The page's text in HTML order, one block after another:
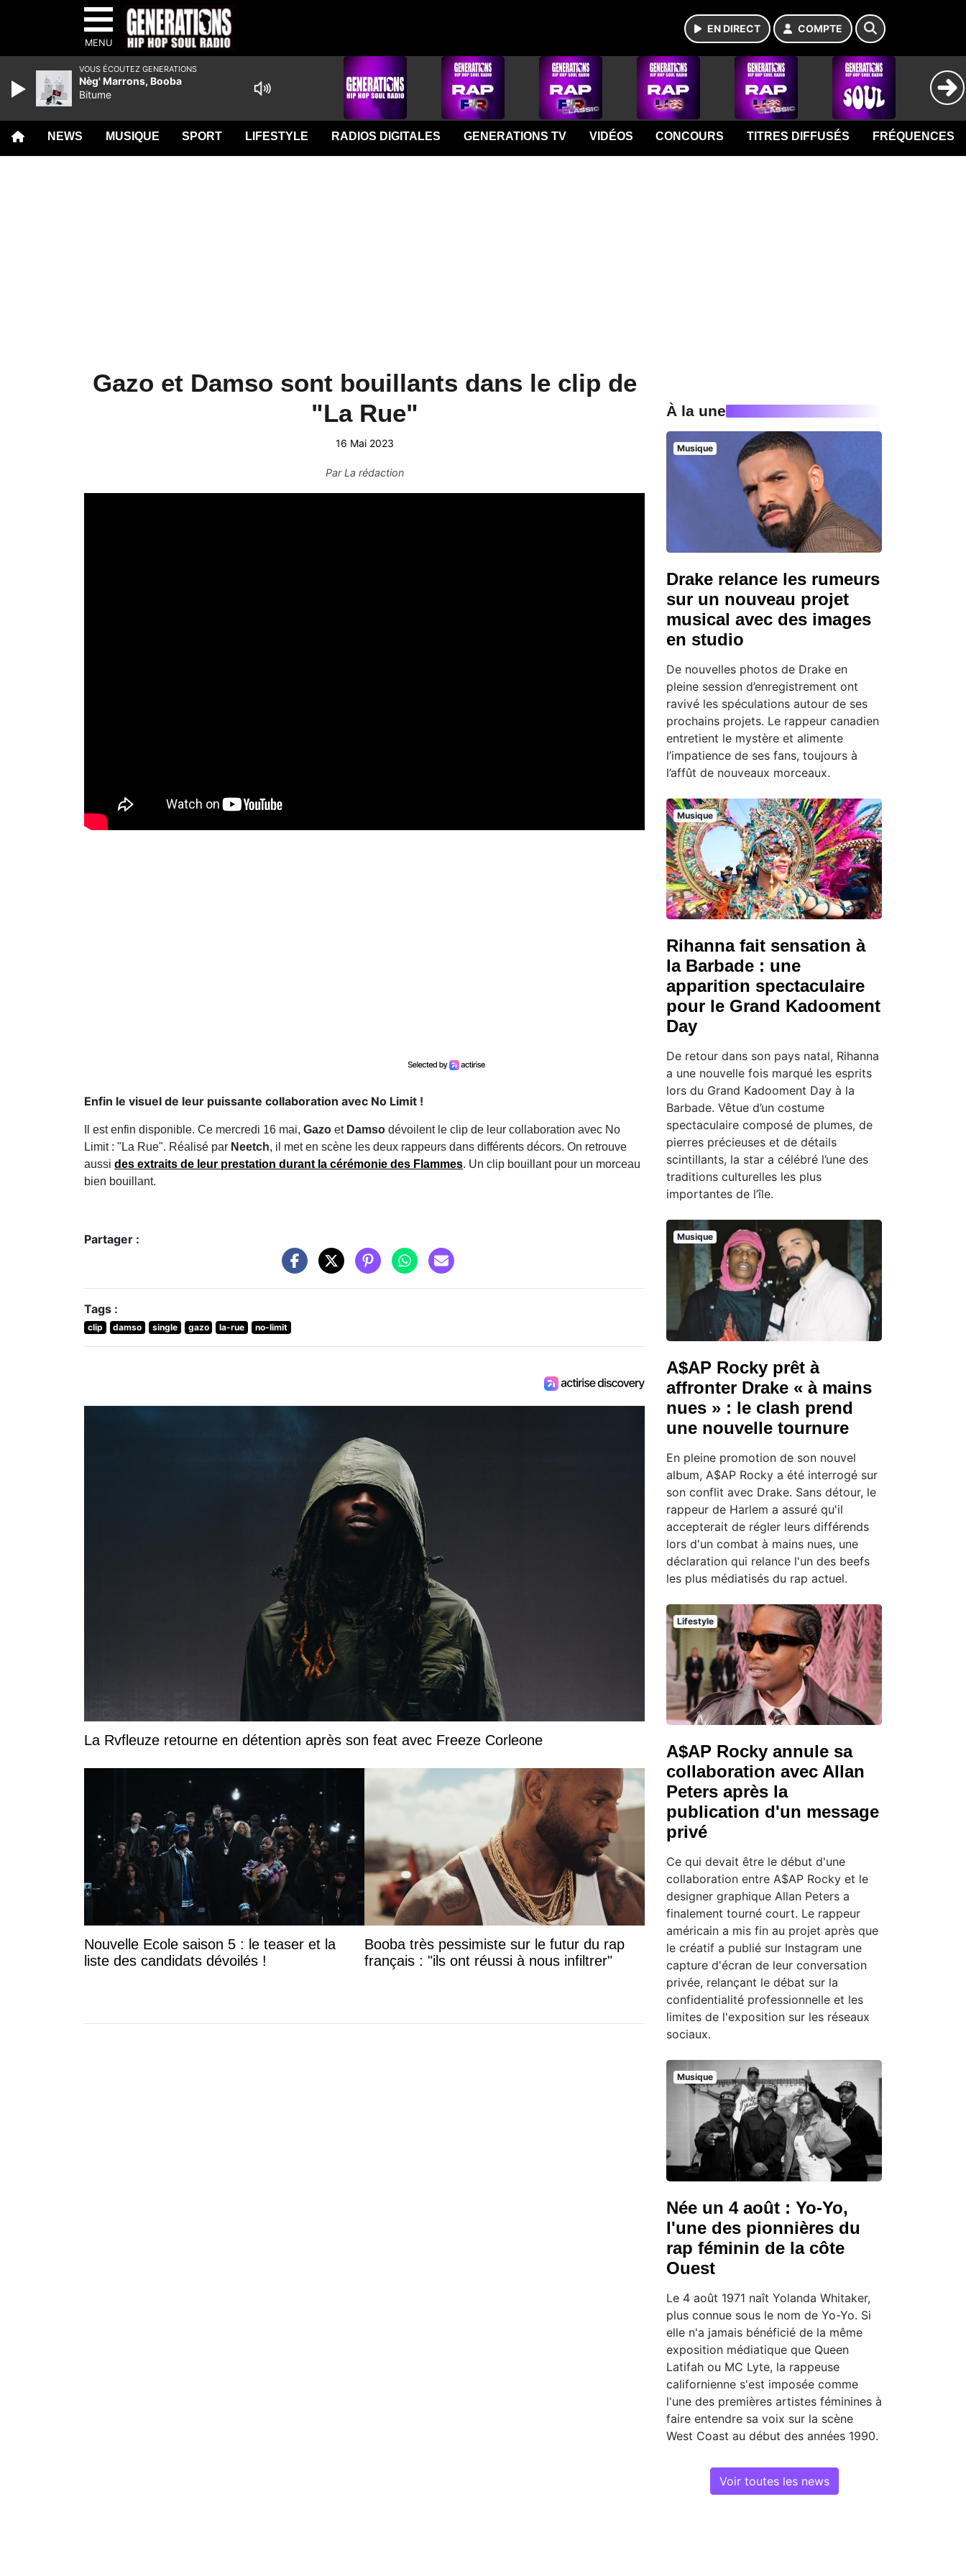
MENU
EN DIRECT COMPTE
NEWS MUSIQUE SPORT LIFESTYLE RADIOS DIGITALES GENERATIONS TV VIDÉOS CONCOURS TITRES DIFFUSÉS FRÉQUENCES
Gazo et Damso sont bouillants dans le clip de
"La Rue"
16 Mai 2023
ParLa rédaction
Enfin le visuel de leur puissante collaboration avec No Limit !
Il est enfin disponible. Ce mercredi 16 mai, Gazo etDamso dévoilent le clip de leur collaboration avec No
Limit : "La Rue". Réalisé par Neetch, il met en scène les deux rappeurs dans différents décors. On retrouve
aussi des extraits de leur prestation durant la cérémonie des Flammes. Un clip bouillant pour un morceau
bien bouillant.
Partager :
Tags :
clip damso single gazo la-rue no-limit
La Rvfleuze retourne en détention après son feat avec Freeze Corleone
Nouvelle Ecole saison 5 : le teaser et la
liste des candidats dévoilés !
Booba très pessimiste sur le futur du rap
français : "ils ont réussi à nous infiltrer"
À la une
Musique
Drake relance les rumeurs
sur un nouveau projet
musical avec des images
en studio
De nouvelles photos de Drake en
pleine session d’enregistrement ont
ravivé les spéculations autour de ses
prochains projets. Le rappeur canadien
entretient le mystère et alimente
l’impatience de ses fans, toujours à
l’affût de nouveaux morceaux.
Musique
Rihanna fait sensation à
la Barbade : une
apparition spectaculaire
pour le Grand Kadooment
Day
De retour dans son pays natal, Rihanna
a une nouvelle fois marqué les esprits
lors du Grand Kadooment Day à la
Barbade. Vêtue d’un costume
spectaculaire composé de plumes, de
pierres précieuses et de détails
scintillants, la star a célébré l’une des
traditions culturelles les plus
importantes de l’île.
Musique
A$AP Rocky prêt à
affronter Drake « à mains
nues » : le clash prend
une nouvelle tournure
En pleine promotion de son nouvel
album, A$AP Rocky a été interrogé sur
son conflit avec Drake. Sans détour, le
rappeur de Harlem a assuré qu'il
accepterait de régler leurs différends
lors d'un combat à mains nues, une
déclaration qui relance l'un des beefs
les plus médiatisés du rap actuel.
Lifestyle
A$AP Rocky annule sa
collaboration avec Allan
Peters après la
publication d'un message
privé
Ce qui devait être le début d'une
collaboration entre A$AP Rocky et le
designer graphique Allan Peters a
finalement tourné court. Le rappeur
américain a mis fin au projet après que
le créatif a publié sur Instagram une
capture d'écran de leur conversation
privée, relançant le débat sur la
confidentialité professionnelle et les
limites de l'exposition sur les réseaux
sociaux.
Musique
Née un 4 août : Yo-Yo,
l'une des pionnières du
rap féminin de la côte
Ouest
Le 4 août 1971 naît Yolanda Whitaker,
plus connue sous le nom de Yo-Yo. Si
elle n'a jamais bénéficié de la même
exposition médiatique que Queen
Latifah ou MC Lyte, la rappeuse
californienne s'est imposée comme
l'une des premières artistes féminines à
faire entendre sa voix sur la scène
West Coast au début des années 1990.
Voir toutes les news
VOUS ÉCOUTEZ GENERATIONS
Nèg' Marrons, Booba
Bitume